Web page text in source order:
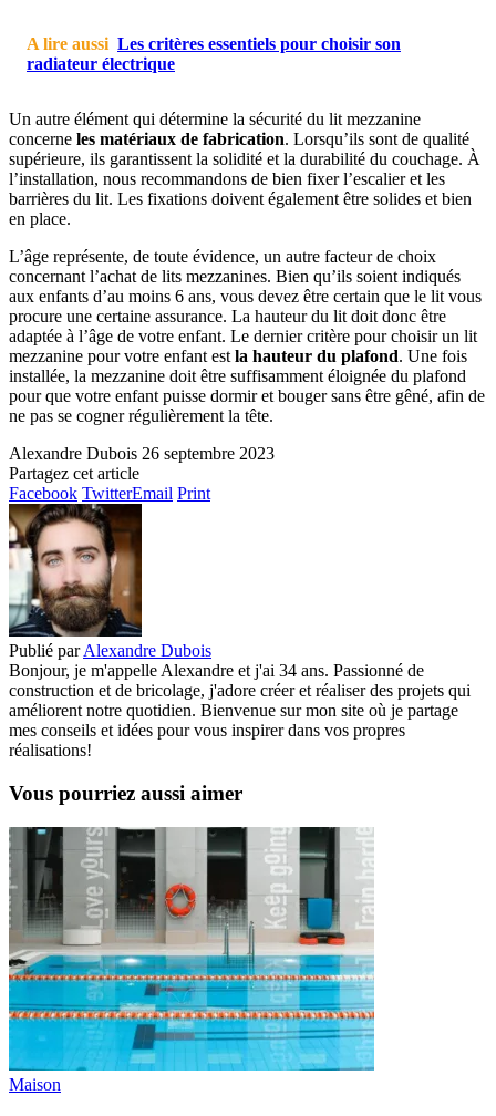
A lire aussi Les critères essentiels pour choisir son
radiateur électrique
Un autre élément qui détermine la sécurité du lit mezzanine
concerne les matériaux de fabrication. Lorsqu’ils sont de qualité
supérieure, ils garantissent la solidité et la durabilité du couchage. À
l’installation, nous recommandons de bien fixer l’escalier et les
barrières du lit. Les fixations doivent également être solides et bien
en place.
L’âge représente, de toute évidence, un autre facteur de choix
concernant l’achat de lits mezzanines. Bien qu’ils soient indiqués
aux enfants d’au moins 6 ans, vous devez être certain que le lit vous
procure une certaine assurance. La hauteur du lit doit donc être
adaptée à l’âge de votre enfant. Le dernier critère pour choisir un lit
mezzanine pour votre enfant est la hauteur du plafond. Une fois
installée, la mezzanine doit être suffisamment éloignée du plafond
pour que votre enfant puisse dormir et bouger sans être gêné, afin de
ne pas se cogner régulièrement la tête.
Alexandre Dubois 26 septembre 2023
Partagez cet article
Facebook TwitterEmail Print
Publié par Alexandre Dubois
Bonjour, je m'appelle Alexandre et j'ai 34 ans. Passionné de
construction et de bricolage, j'adore créer et réaliser des projets qui
améliorent notre quotidien. Bienvenue sur mon site où je partage
mes conseils et idées pour vous inspirer dans vos propres
réalisations!
Vous pourriez aussi aimer
Maison